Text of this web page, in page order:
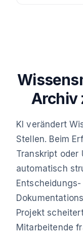
Archiv
KI verändert
Stellen. Beim
Transkript oder
automatisch
Projekt
Mitarbeitende